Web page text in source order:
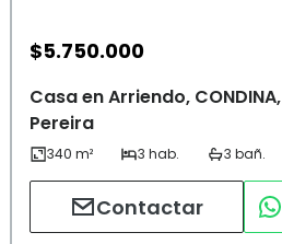
$5.750.000
Casa en Arriendo, CONDINA,
Pereira
Contactar